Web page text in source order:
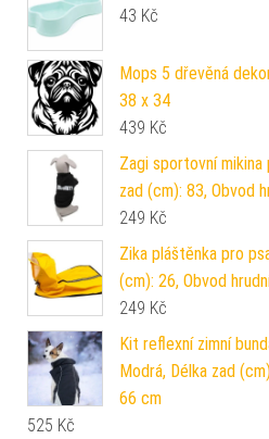
43 Kč
Mops 5 dřevěná
38 x 34
439 Kč
Zagi sportovní mikina
zad (cm): 83, Obvod
249 Kč
Zika pláštěnka pro
(cm): 26, Obvod
249 Kč
Kit reflexní zimní
Modrá, Délka zad
66 cm
525 Kč